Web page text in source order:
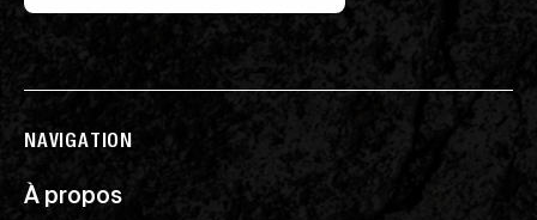
NAVIGATION
À propos